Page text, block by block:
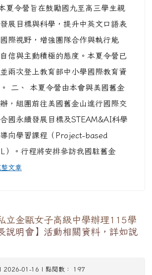
夏令營旨在鼓勵國九至高三學生親
展目標與科學，提升中英文口語表
際視野，增強團隊合作與執行能
信與主動積極的態度。本夏令營已
兩次登上教育部中小學國際教育資
二、 本夏令營由本會與美國舊金
，組團前往美國舊金山進行國際交
國永續發展目標及STEAM&AI科學
向學習課程（Project-based
）。行程將安排參訪我國駐舊金
文章
立金甌女子高級中學辦理115學
說明會】活動相關資料，詳如說
| 2026-01-16 | 點閱數： 197